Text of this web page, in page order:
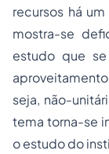
recursos há
mostra-se
estudo que
seja, não-
tema torna-se
o estudo do